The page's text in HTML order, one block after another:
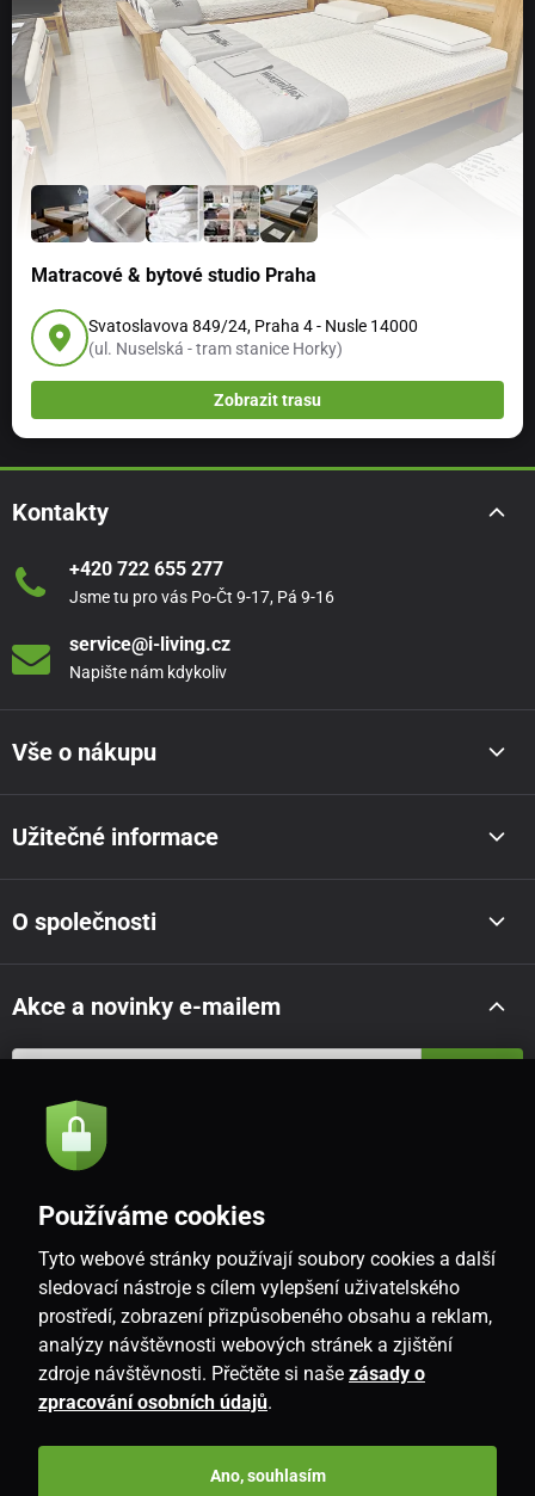
Matracové & bytové studio Praha
Svatoslavova 849/24, Praha 4 - Nusle 14000
(ul. Nuselská - tram stanice Horky)
Zobrazit trasu
Kontakty
+420 722 655 277
Jsme tu pro vás Po-Čt 9-17, Pá 9-16
service@i-living.cz
Napište nám kdykoliv
Vše o nákupu
Užitečné informace
O společnosti
Akce a novinky e-mailem
Souhlasím se
CZ
Používáme cookies
Tyto webové stránky používají soubory cookies a další
sledovací nástroje s cílem vylepšení uživatelského
prostředí, zobrazení přizpůsobeného obsahu a reklam,
analýzy návštěvnosti webových stránek a zjištění
zdroje návštěvnosti. Přečtěte si naše zásady o
zpracování osobních údajů.
Ano, souhlasím